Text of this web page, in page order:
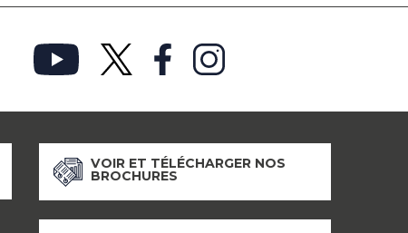
VOIR ET TÉLÉCHARGER NOS
BROCHURES